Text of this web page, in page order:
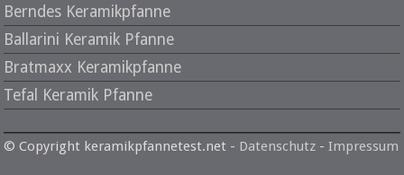
Berndes Keramikpfanne
Ballarini Keramik Pfanne
Bratmaxx Keramikpfanne
Tefal Keramik Pfanne
© Copyright keramikpfannetest.net - Datenschutz -Impressum